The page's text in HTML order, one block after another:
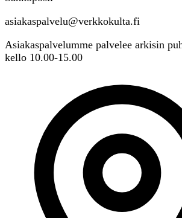
asiakaspalvelu@verkkokulta.fi
Asiakaspalvelumme palvelee arkisin
kello 10.00-15.00